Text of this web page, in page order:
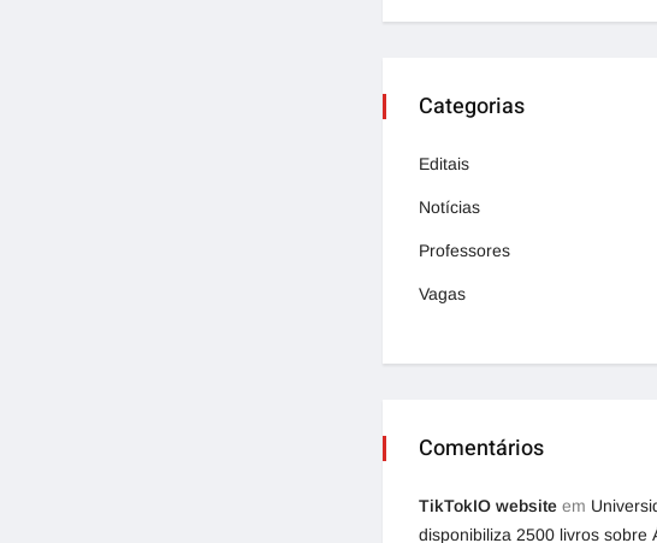
Categorias
Editais
Notícias
Professores
Vagas
Comentários
TikTokIO website em
disponibiliza 2500 livros sobre